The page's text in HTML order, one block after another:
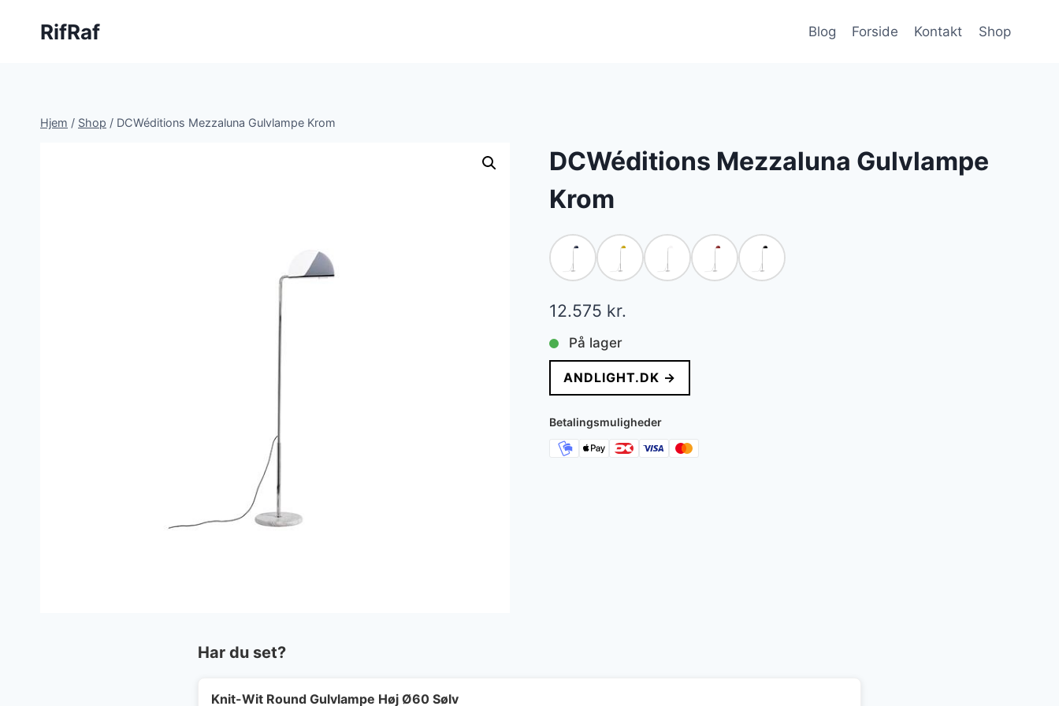
RifRaf Blog Forside Kontakt Shop
Hjem / Shop / DCWéditions Mezzaluna Gulvlampe Krom
DCWéditions Mezzaluna Gulvlampe
Krom
12.575 kr.
På lager
ANDLIGHT.DK →
Betalingsmuligheder
Har du set?
Knit-Wit Round Gulvlampe Høj Ø60 Sølv